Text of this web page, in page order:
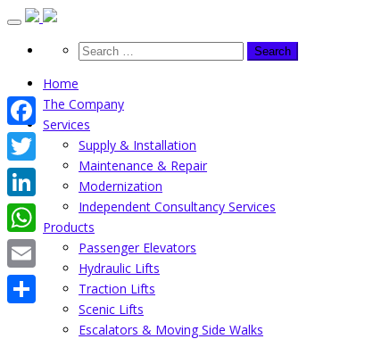
Skip
content
Home
The Company
Services
Supply & Installation
Maintenance & Repair
Modernization
Independent Consultancy Services
Products
Passenger Elevators
Hydraulic Lifts
Traction Lifts
Scenic Lifts
Escalators & Moving Side Walks
Facebook
Twitter
LinkedIn
WhatsApp
Email